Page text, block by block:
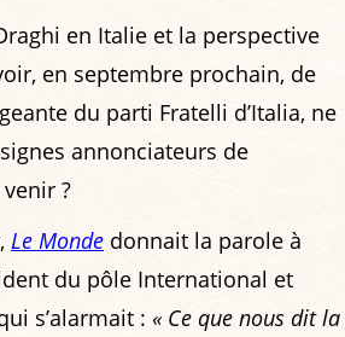
en Italie et la perspective
en septembre prochain, de
du parti Fratelli d’Italia, ne
annonciateurs de
?
Le Monde donnait la parole à
du pôle International et
s’alarmait : « Ce que nous dit la